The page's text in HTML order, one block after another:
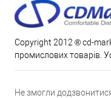
Copyright 2012 ® cd-
промислових товарів.
Не змогли